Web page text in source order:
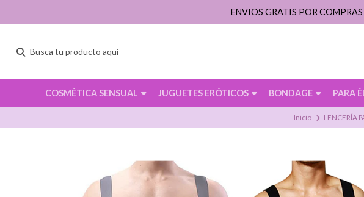
COSMÉTICA SENSUAL JUGUETES ERÓTICOS BONDAGE PARA
ENVIOS GRATIS POR
Inicio LENCERÍA